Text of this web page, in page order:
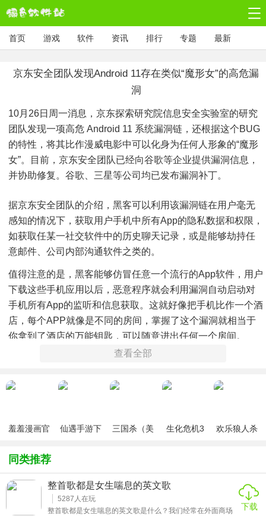
首页 游戏 软件 资讯 排行 专题 最新
京东安全团队发现Android 11存在类似“魔形女”的高危漏
洞
10月26日周一消息，京东探索研究院信息安全实验室的研究
团队发现一项高危 Android 11 系统漏洞链，还根据这个BUG
的特性，将其比作漫威电影中可以化身为任何人形象的“魔形
女”。目前，京东安全团队已经向谷歌等企业提供漏洞信息，
并协助修复。谷歌、三星等公司均已发布漏洞补丁。
据京东安全团队的介绍，黑客可以利用该漏洞链在用户毫无
感知的情况下，获取用户手机中所有App的隐私数据和权限，
如获取任某一社交软件中的历史聊天记录，或是能够劫持任
意邮件、公司内部沟通软件之类的。
值得注意的是，黑客能够仿冒任意一个流行的App软件，用户
下载这些手机应用以后，恶意程序就会利用漏洞自动启动对
手机所有App的监听和信息获取。这就好像把手机比作一个酒
店，每个APP就像是不同的房间，掌握了这个漏洞就相当于
你拿到了酒店的万能钥匙，可以随意进出任何一个房间。
的微小缺陷，这个缺陷和不同型号安卓手机中原本存在的漏
查看全部
羞羞漫画官
仙遇手游下
三国杀（美
生化危机3
欢乐狼人杀
同类推荐
整首歌都是女生喘息的英文歌
5287 人在玩
整首歌都是女生喘息的英文歌是什么？我们经常在外面商场
下载